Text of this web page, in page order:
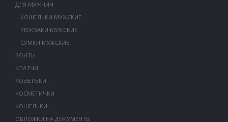
ДЛЯ МУЖЧИН
КОШЕЛЬКИ МУЖСКИЕ
РЮКЗАКИ МУЖСКИЕ
СУМКИ МУЖСКИЕ
ЗОНТЫ
КЛАТЧИ
КОЗЫРЬКИ
КОСМЕТИЧКИ
КОШЕЛЬКИ
ОБЛОЖКИ НА ДОКУМЕНТЫ